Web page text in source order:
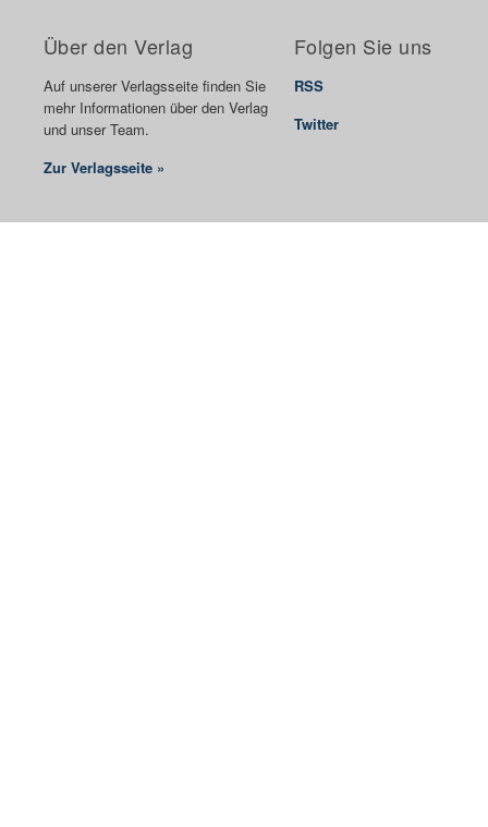
Über den Verlag
Auf unserer Verlagsseite finden Sie
mehr Informationen über den Verlag
und unser Team.
Zur Verlagsseite »
Folgen Sie uns
RSS
Twitter